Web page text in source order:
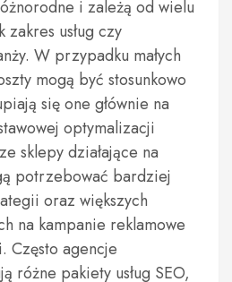
i zależą od wielu
usług czy
W przypadku małych
mogą być stosunkowo
się one głównie na
optymalizacji
sklepy działające na
potrzebować bardziej
oraz większych
na kampanie reklamowe
Często agencje
różne pakiety usług SEO,